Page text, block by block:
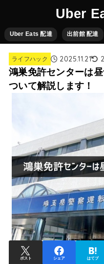
Uber
Uber Eats 配達 出前館 配達
ライフハック 2025.11.21
鴻巣免許センターは
ついて解説します！
ポスト シェア はてブ